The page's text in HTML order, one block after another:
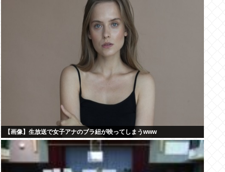
【画像】生放送で女子アナのブラ紐が映ってしまうwww